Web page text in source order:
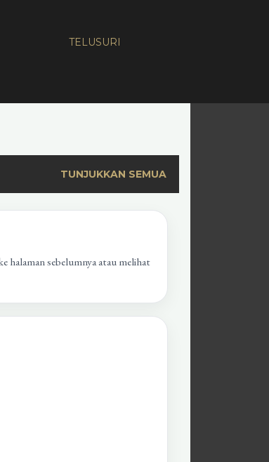
TELUSURI
TUNJUKKAN SEMUA
sebelumnya atau melihat